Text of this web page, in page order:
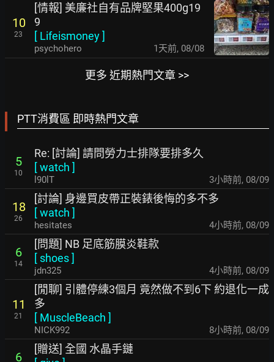
10
23
[情報] 美廉社自有品牌堅果400g19
9
[ Lifeismoney]
psychohero 1天前, 08/08
更多 近期熱門文章 >>
PTT消費區 即時熱門文章
5
10
Re: [討論] 請問勞力士排隊要排多久
[watch ]
l90lT 3小時前, 08/09
18
26
[討論] 身邊買皮帶正裝錶後悔的多不多
[watch ]
hesitates 4小時前, 08/09
6
14
[問題] NB 足底筋膜炎鞋款
[ shoes]
jdn325 4小時前, 08/09
11
21
[閒聊] 引體停練3個月 竟然做不到6下 約退化一成
多
[ MuscleBeach ]
NICK992 8小時前, 08/09
6
[贈送] 全國 水晶手鏈